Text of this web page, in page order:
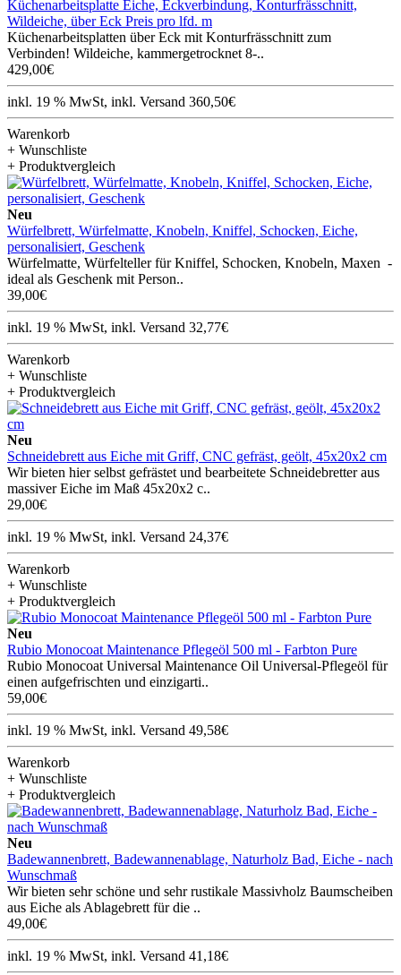
Küchenarbeitsplatte Eiche, Eckverbindung, Konturfrässchnitt,
Wildeiche, über Eck Preis pro lfd. m
Küchenarbeitsplatten über Eck mit Konturfrässchnitt zum
Verbinden! Wildeiche, kammergetrocknet 8-..
429,00€
inkl. 19 % MwSt, inkl. Versand 360,50€
Warenkorb
+ Wunschliste
+ Produktvergleich
Neu
Würfelbrett, Würfelmatte, Knobeln, Kniffel, Schocken, Eiche,
personalisiert, Geschenk
Würfelmatte, Würfelteller für Kniffel, Schocken, Knobeln, Maxen -
ideal als Geschenk mit Person..
39,00€
inkl. 19 % MwSt, inkl. Versand 32,77€
Warenkorb
+ Wunschliste
+ Produktvergleich
Neu
Schneidebrett aus Eiche mit Griff, CNC gefräst, geölt, 45x20x2 cm
Wir bieten hier selbst gefrästet und bearbeitete Schneidebretter aus
massiver Eiche im Maß 45x20x2 c..
29,00€
inkl. 19 % MwSt, inkl. Versand 24,37€
Warenkorb
+ Wunschliste
+ Produktvergleich
Neu
Rubio Monocoat Maintenance Pflegeöl 500 ml - Farbton Pure
Rubio Monocoat Universal Maintenance Oil Universal-Pflegeöl für
einen aufgefrischten und einzigarti..
59,00€
inkl. 19 % MwSt, inkl. Versand 49,58€
Warenkorb
+ Wunschliste
+ Produktvergleich
Neu
Badewannenbrett, Badewannenablage, Naturholz Bad, Eiche - nach
Wunschmaß
Wir bieten sehr schöne und sehr rustikale Massivholz Baumscheiben
aus Eiche als Ablagebrett für die ..
49,00€
inkl. 19 % MwSt, inkl. Versand 41,18€